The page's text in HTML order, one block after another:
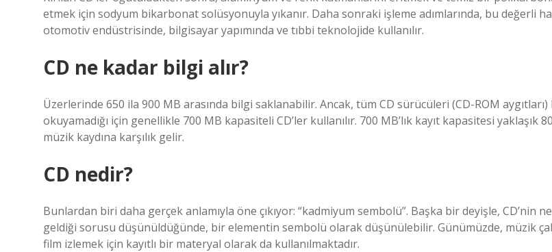
etmek için sodyum bikarbonat solüsyonuyla yıkanır. Daha sonraki işleme adımlarında, bu değerli
otomotiv endüstrisinde, bilgisayar yapımında ve tıbbi teknolojide kullanılır.
CD ne kadar bilgi alır?
Üzerlerinde 650 ila 900 MB arasında bilgi saklanabilir. Ancak, tüm CD sürücüleri (CD-ROM
okuyamadığı için genellikle 700 MB kapasiteli CD’ler kullanılır. 700 MB’lık kayıt kapasitesi yaklaşık
müzik kaydına karşılık gelir.
CD nedir?
Bunlardan biri daha gerçek anlamıyla öne çıkıyor: “kadmiyum sembolü”. Başka bir deyişle, CD’nin
geldiği sorusu düşünüldüğünde, bir elementin sembolü olarak düşünülebilir. Günümüzde, müzik
film izlemek için kayıtlı bir materyal olarak da kullanılmaktadır.